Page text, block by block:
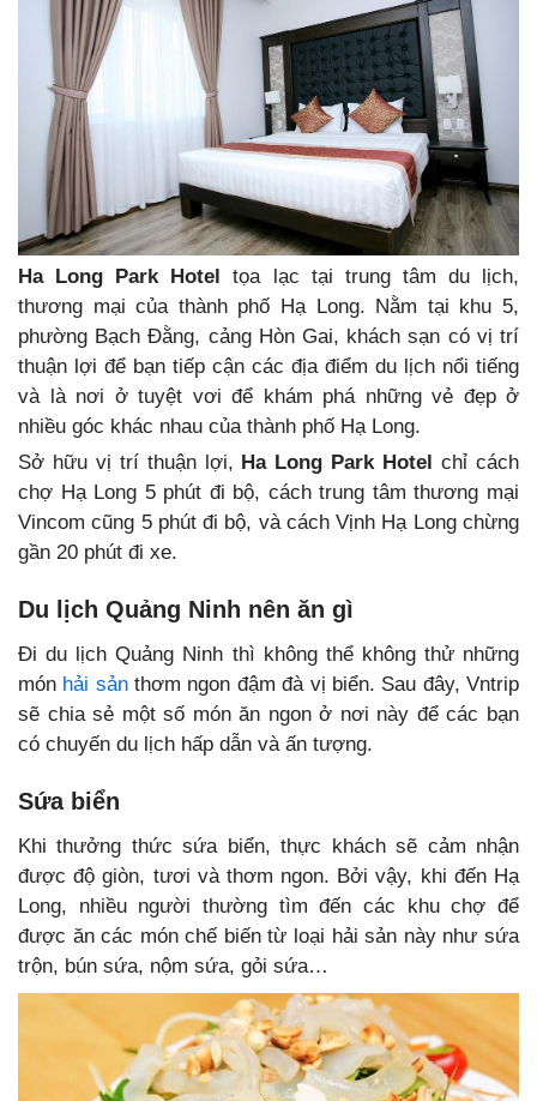
Ha Long Park Hoteltọa lạc tại trung tâm du lịch,
thương mại của thành phố Hạ Long. Nằm tại khu 5,
phường Bạch Đằng, cảng Hòn Gai, khách sạn có vị trí
thuận lợi để bạn tiếp cận các địa điểm du lịch nổi tiếng
và là nơi ở tuyệt vơi để khám phá những vẻ đẹp ở
nhiều góc khác nhau của thành phố Hạ Long.
Sở hữu vị trí thuận lợi, Ha Long Park Hotelchỉ cách
chợ Hạ Long 5 phút đi bộ, cách trung tâm thương mại
Vincom cũng 5 phút đi bộ, và cách Vịnh Hạ Long chừng
gần 20 phút đi xe.
Du lịch Quảng Ninh nên ăn gì
Đi du lịch Quảng Ninh thì không thể không thử những
món hải sảnthơm ngon đậm đà vị biển. Sau đây, Vntrip
sẽ chia sẻ một số món ăn ngon ở nơi này để các bạn
có chuyến du lịch hấp dẫn và ấn tượng.
Sứa biển
Khi thưởng thức sứa biển, thực khách sẽ cảm nhận
được độ giòn, tươi và thơm ngon. Bởi vậy, khi đến Hạ
Long, nhiều người thường tìm đến các khu chợ để
được ăn các món chế biến từ loại hải sản này như sứa
trộn, bún sứa, nộm sứa, gỏi sứa…